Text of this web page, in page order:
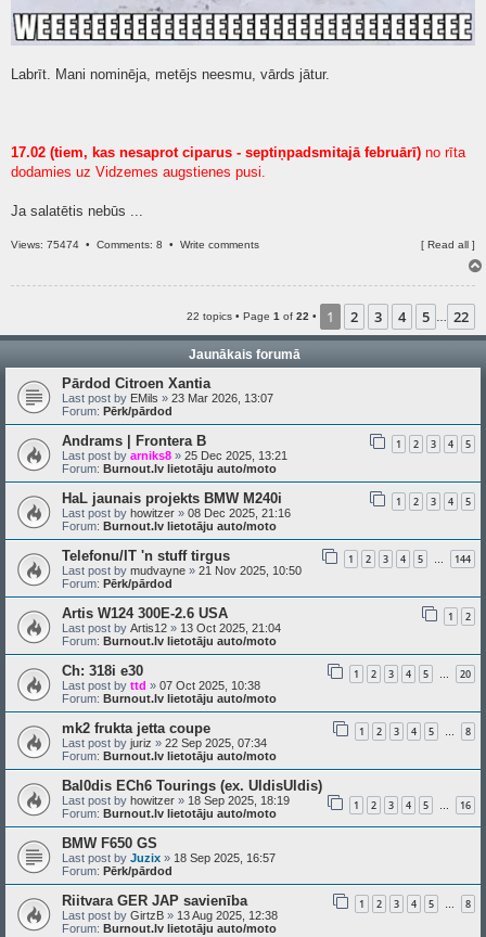
Labrīt. Mani nominēja, metējs neesmu, vārds jātur.
17.02 (tiem, kas nesaprot ciparus - septiņpadsmitajā februārī) no rīta
dodamies uz Vidzemes augstienes pusi.
Ja salatētis nebūs ...
Views: 75474 • Comments: 8 • Write comments [ Read all ]
22 topics • Page 1 of 22 • 1 2 3 4 5 22
Jaunākais forumā
Pārdod Citroen Xantia
Last post by EMils » 23 Mar 2026, 13:07
Forum: Pērk/pārdod
Andrams | Frontera B 1 2 3 4 5
Last post by arniks8 » 25 Dec 2025, 13:21
Forum: Burnout.lv lietotāju auto/moto
HaL jaunais projekts BMW M240i 1 2 3 4 5
Last post by howitzer » 08 Dec 2025, 21:16
Forum: Burnout.lv lietotāju auto/moto
Telefonu/IT 'n stuff tirgus 1 2 3 4 5 … 144
Last post by mudvayne » 21 Nov 2025, 10:50
Forum: Pērk/pārdod
Artis W124 300E-2.6 USA 1 2
Last post by Artis12 » 13 Oct 2025, 21:04
Forum: Burnout.lv lietotāju auto/moto
Ch: 318i e30 1 2 3 4 5 … 20
Last post by ttd » 07 Oct 2025, 10:38
Forum: Burnout.lv lietotāju auto/moto
mk2 frukta jetta coupe 1 2 3 4 5 … 8
Last post by juriz » 22 Sep 2025, 07:34
Forum: Burnout.lv lietotāju auto/moto
Bal0dis ECh6 Tourings (ex. UldisUldis)
1 2 3 4 5 … 16
Last post by howitzer » 18 Sep 2025, 18:19
Forum: Burnout.lv lietotāju auto/moto
BMW F650 GS
Last post by Juzix » 18 Sep 2025, 16:57
Forum: Pērk/pārdod
Riitvara GER JAP savienība 1 2 3 4 5 … 8
Last post by GirtzB » 13 Aug 2025, 12:38
Forum: Burnout.lv lietotāju auto/moto